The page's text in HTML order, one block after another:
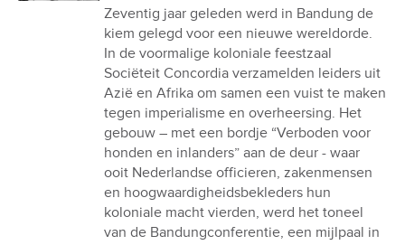
Zeventig jaar geleden werd in Bandung de
kiem gelegd voor een nieuwe wereldorde.
In de voormalige koloniale feestzaal
Sociëteit Concordia verzamelden leiders uit
Azië en Afrika om samen een vuist te maken
tegen imperialisme en overheersing. Het
gebouw – met een bordje “Verboden voor
honden en inlanders” aan de deur - waar
ooit Nederlandse officieren, zakenmensen
en hoogwaardigheidsbekleders hun
koloniale macht vierden, werd het toneel
van de Bandungconferentie, een mijlpaal in